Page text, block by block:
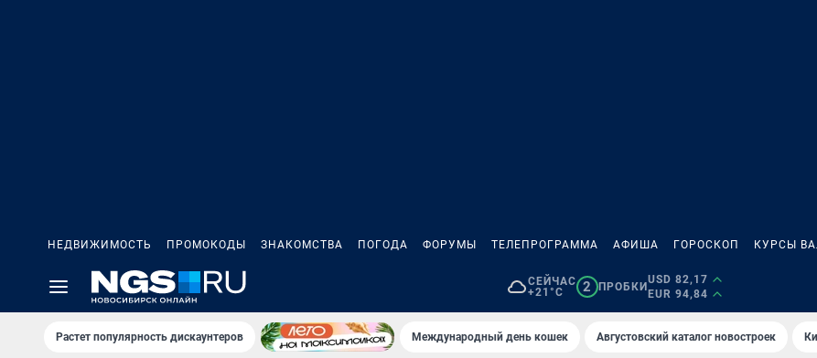
НЕДВИЖИМОСТЬ ПРОМОКОДЫ ЗНАКОМСТВА ПОГОДА ФОРУМЫ ТЕЛЕПРОГРАММА АФИША ГОРОСКОП КУРСЫ
СЕЙЧАС
+21°C
2 ПРОБКИ
USD 82,17
EUR 94,84
Растет популярность дискаунтеров Международный день кошек Августовский каталог новостроек